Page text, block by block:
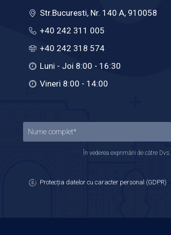
Str.Bucuresti, Nr. 140 A, 910058
+40 242 311 005
+40 242 318 574
Luni - Joi 8:00 - 16:30
Vineri 8:00 - 14:00
În vederea exprimării de către
Protecția datelor cu caracter personal (GDPR)